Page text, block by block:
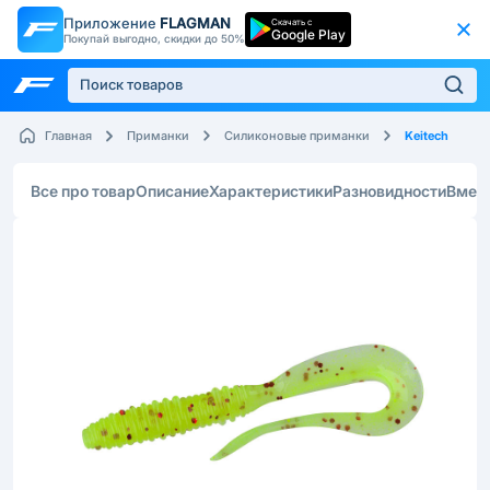
Приложение FLAGMAN
Покупай выгодно, скидки до 50%
Скачать с
Google Play
Главная Приманки Силиконовые приманки Keitech
Все про товарОписаниеХарактеристикиРазновидности